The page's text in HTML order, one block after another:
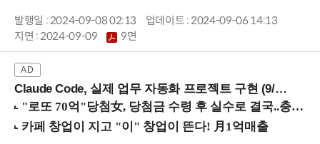
발행일 : 2024-09-08 02:13
업데이트 : 2024-09-06 14:13
지면 :2024-09-09 9면
Claude Code, 실제 업무 자동화 프로젝트 구현 (9/16 ~17 강남역)